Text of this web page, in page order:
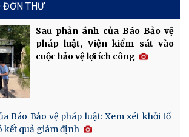
ĐƠN THƯ
Sau phản ánh của Báo Bảo vệ
pháp luật, Viện kiểm sát vào
cuộc bảo vệ lợi ích công
Báo Bảo vệ pháp luật: Xem xét khởi tố
kết quả giám định